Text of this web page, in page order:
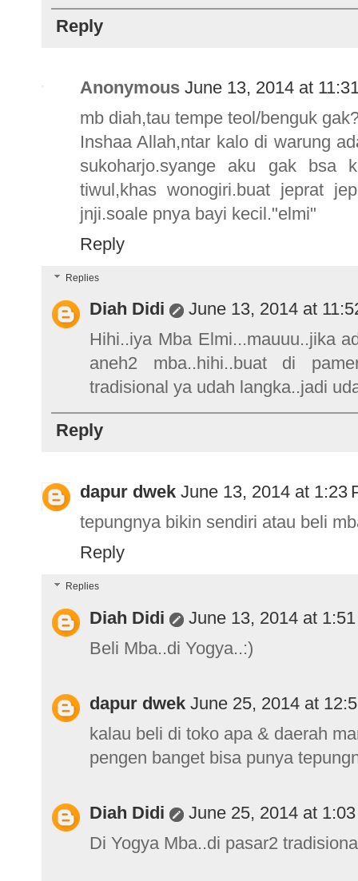
Reply
Anonymous June 13, 2014 at
mb diah,tau tempe teol/benguk
Inshaa Allah,ntar kalo di warung
sukoharjo.syange aku gak bsa
tiwul,khas wonogiri.buat jeprat
jnji.soale pnya bayi kecil."elmi"
Reply
Replies
Diah Didi
June 13, 2014 at
Hihi..iya Mba Elmi...mauuu..jika
aneh2 mba..hihi..buat di
tradisional ya udah langka..jadi
Reply
dapur dwek June 13, 2014 at 1:23
tepungnya bikin sendiri atau beli
Reply
Replies
Diah Didi
June 13, 2014 at
Beli Mba..di Yogya..:)
dapur dwek June 25, 2014 at
kalau beli di toko apa & daerah
pengen banget bisa punya
Diah Didi
June 25, 2014 at
Di Yogya Mba..di pasar2